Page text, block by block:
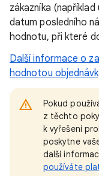
zákazníka
datum posledního
hodnotu, při které
Další informace o
hodnotou
Pokud
z těchto
k vyřešení
poskytne
další
používáte